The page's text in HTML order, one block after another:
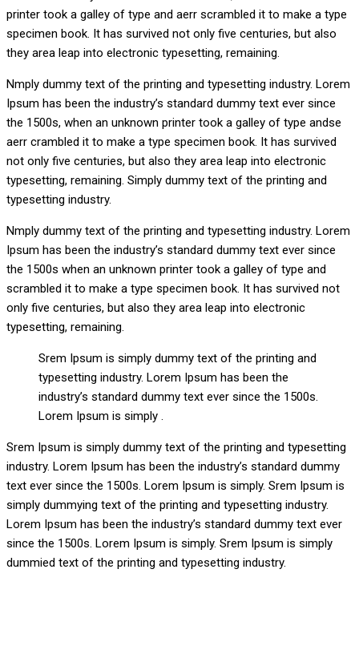
printer took a galley of type and aerr scrambled it to make a type
specimen book. It has survived not only five centuries, but also
they area leap into electronic typesetting, remaining.
Nmply dummy text of the printing and typesetting industry. Lorem
Ipsum has been the industry’s standard dummy text ever since
the 1500s, when an unknown printer took a galley of type andse
aerr crambled it to make a type specimen book. It has survived
not only five centuries, but also they area leap into electronic
typesetting, remaining. Simply dummy text of the printing and
typesetting industry.
Nmply dummy text of the printing and typesetting industry. Lorem
Ipsum has been the industry’s standard dummy text ever since
the 1500s when an unknown printer took a galley of type and
scrambled it to make a type specimen book. It has survived not
only five centuries, but also they area leap into electronic
typesetting, remaining.
Srem Ipsum is simply dummy text of the printing and
typesetting industry. Lorem Ipsum has been the
industry’s standard dummy text ever since the 1500s.
Lorem Ipsum is simply .
Srem Ipsum is simply dummy text of the printing and typesetting
industry. Lorem Ipsum has been the industry’s standard dummy
text ever since the 1500s. Lorem Ipsum is simply. Srem Ipsum is
simply dummying text of the printing and typesetting industry.
Lorem Ipsum has been the industry’s standard dummy text ever
since the 1500s. Lorem Ipsum is simply. Srem Ipsum is simply
dummied text of the printing and typesetting industry.